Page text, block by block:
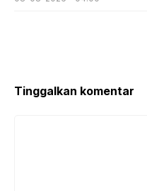
Tinggalkan komentar